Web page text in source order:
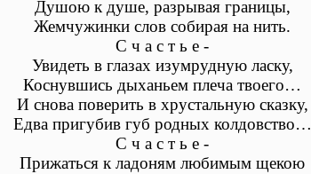
Душою к душе, разрывая границы,
Жемчужинки слов собирая на нить.
С ч а с т ь е -
Увидеть в глазах изумрудную ласку,
Коснувшись дыханьем плеча твоего…
И снова поверить в хрустальную сказку,
Едва пригубив губ родных колдовство…
С ч а с т ь е -
Прижаться к ладоням любимым щекою